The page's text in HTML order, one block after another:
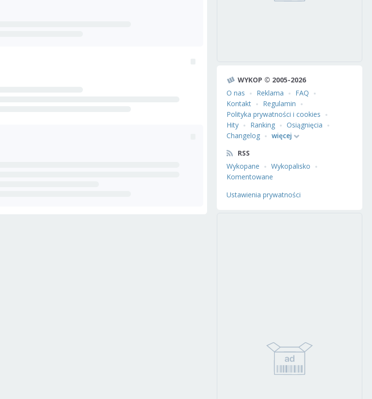
WYKOP © 2005-2026
O nas
Reklama
FAQ
Kontakt
Regulamin
Polityka prywatności i cookies
Hity
Ranking
Osiągnięcia
Changelog
więcej
RSS
Wykopane
Wykopalisko
Komentowane
Ustawienia prywatności